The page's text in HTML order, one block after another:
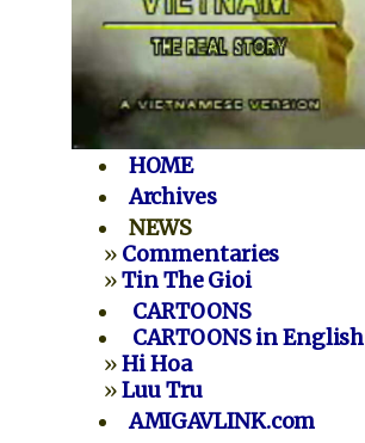
HOME
Archives
NEWS
» Commentaries
»Tin The Gioi
CARTOONS
CARTOONS in English
»Hi Hoa
»Luu Tru
AMIGAVLINK.com